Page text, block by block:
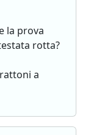
la prova
rotta?
a